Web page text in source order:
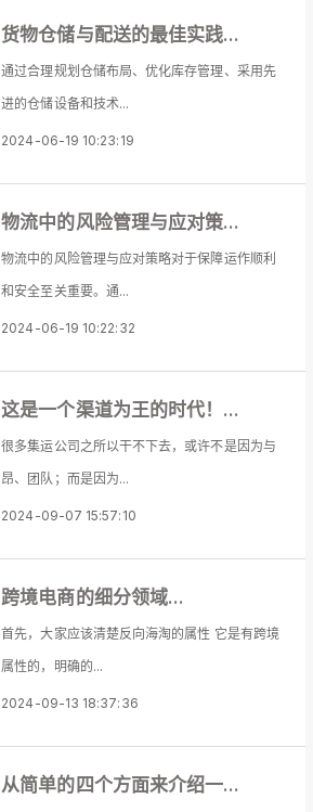
货物仓储与配送的最佳实践...
通过合理规划仓储布局、优化库存管理、采用先
进的仓储设备和技术...
2024-06-19 10:23:19
物流中的风险管理与应对策...
物流中的风险管理与应对策略对于保障运作顺利
和安全至关重要。通...
2024-06-19 10:22:32
这是一个渠道为王的时代！...
很多集运公司之所以干不下去，或许不是因为与
昂、团队；而是因为...
2024-09-07 15:57:10
跨境电商的细分领域...
首先，大家应该清楚反向海淘的属性 它是有跨境
属性的，明确的...
2024-09-13 18:37:36
从简单的四个方面来介绍一...